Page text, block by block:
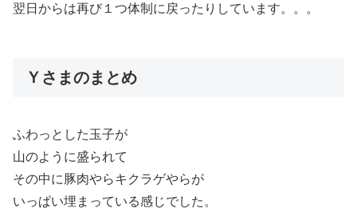
翌日からは再び１つ体制に戻ったりしています。。。
Ｙさまのまとめ
ふわっとした玉子が
山のように盛られて
その中に豚肉やらキクラゲやらが
いっぱい埋まっている感じでした。